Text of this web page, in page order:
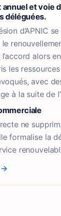
et voie
déléguées.
d’APNIC
le
alors
les
avec
à la suite de
ne
formalise la
→